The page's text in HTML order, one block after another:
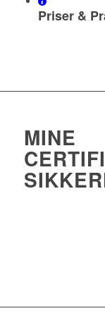
Priser &
MINE